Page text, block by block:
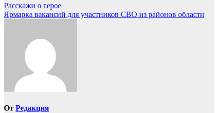
Навигация
по
Расскажи о герое
Ярмарка вакансий для участников СВО из районов области
От Редакция